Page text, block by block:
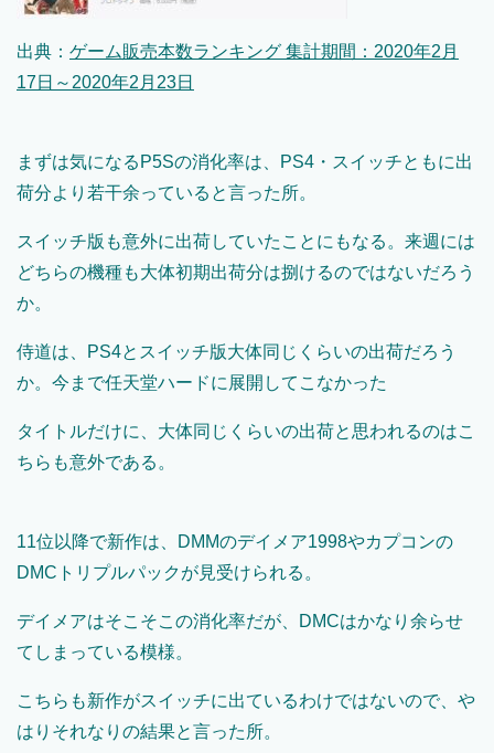
出典： ゲーム販売本数ランキング 集計期間：2020年2月
17日～2020年2月23日
まずは気になるP5Sの消化率は、PS4・スイッチともに出
荷分より若干余っていると言った所。
スイッチ版も意外に出荷していたことにもなる。来週には
どちらの機種も大体初期出荷分は捌けるのではないだろう
か。
侍道は、PS4とスイッチ版大体同じくらいの出荷だろう
か。今まで任天堂ハードに展開してこなかった
タイトルだけに、大体同じくらいの出荷と思われるのはこ
ちらも意外である。
11位以降で新作は、DMMのデイメア1998やカプコンの
DMCトリプルパックが見受けられる。
デイメアはそこそこの消化率だが、DMCはかなり余らせ
てしまっている模様。
こちらも新作がスイッチに出ているわけではないので、や
はりそれなりの結果と言った所。